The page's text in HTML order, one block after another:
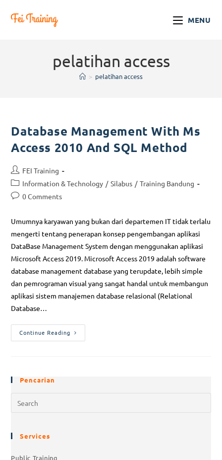
MENU
pelatihan access
> pelatihan access
Database Management With Ms
Access 2010 And SQL Method
FEI Training
Information & Technology / Silabus / Training Bandung
0 Comments
Umumnya karyawan yang bukan dari departemen IT tidak terlalu
mengerti tentang penerapan konsep pengembangan aplikasi
DataBase Management System dengan menggunakan aplikasi
Microsoft Access 2019. Microsoft Access 2019 adalah software
database management database yang terupdate, lebih simple
dan pemrograman visual yang sangat handal untuk membangun
aplikasi sistem manajemen database relasional (Relational
Database…
Continue Reading
Pencarian
Services
Public Training